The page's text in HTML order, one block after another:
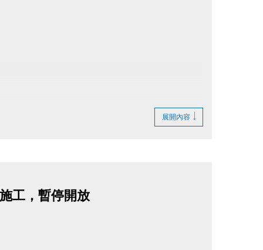
展開內容
工，暫停開放